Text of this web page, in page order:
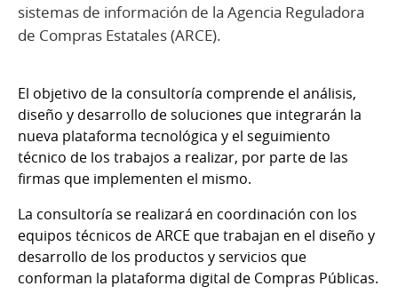
sistemas de información de la Agencia Reguladora
de Compras Estatales (ARCE).
El objetivo de la consultoría comprende el análisis,
diseño y desarrollo de soluciones que integrarán la
nueva plataforma tecnológica y el seguimiento
técnico de los trabajos a realizar, por parte de las
firmas que implementen el mismo.
La consultoría se realizará en coordinación con los
equipos técnicos de ARCE que trabajan en el diseño y
desarrollo de los productos y servicios que
conforman la plataforma digital de Compras Públicas.